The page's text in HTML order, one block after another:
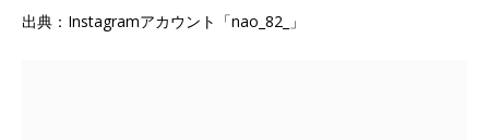
出典：Instagramアカウント「nao_82_」